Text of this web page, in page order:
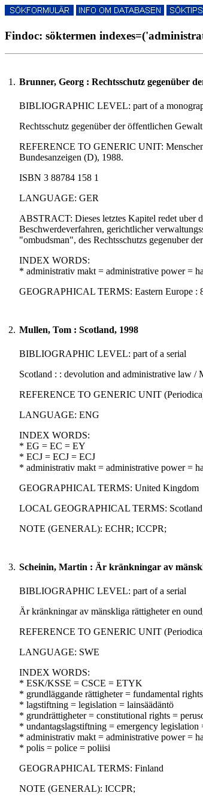
Findoc: söktermen
1. Brunner, Georg : Rechtsschutz gegenüber
BIBLIOGRAPHIC LEVEL: part of a
Rechtsschutz gegenüber der öffentlichen
REFERENCE TO GENERIC UNIT:
Bundesanzeigen (D), 1988.
ISBN 3 88784 158 1
LANGUAGE: GER
ABSTRACT: Dieses letztes Kapitel redet uber
Beschwerdeverfahren, gerichtlicher
"ombudsman", des Rechtsschutzs gegenuber
INDEX WORDS:
* administrativ makt = administrative power =
GEOGRAPHICAL TERMS: Eastern Europe :
2. Mullen, Tom : Scotland, 1998
BIBLIOGRAPHIC LEVEL: part of a serial
Scotland : : devolution and administrative law /
REFERENCE TO GENERIC UNIT
LANGUAGE: ENG
INDEX WORDS:
* EG = EC = EY
* ECJ = ECJ = ECJ
* administrativ makt = administrative power =
GEOGRAPHICAL TERMS: United Kingdom
LOCAL GEOGRAPHICAL TERMS: Scotland
NOTE (GENERAL): ECHR; ICCPR;
3. Scheinin, Martin : Är kränkningar av
BIBLIOGRAPHIC LEVEL: part of a serial
Är kränkningar av mänskliga rättigheter en
REFERENCE TO GENERIC UNIT
LANGUAGE: SWE
INDEX WORDS:
* ESK/KSSE = CSCE = ETYK
* grundläggande rättigheter = fundamental
* lagstiftning = legislation = lainsäädäntö
* grundrättigheter = constitutional rights =
* undantagslagstiftning = emergency legislation
* administrativ makt = administrative power =
* polis = police = poliisi
GEOGRAPHICAL TERMS: Finland
NOTE (GENERAL): ICCPR;